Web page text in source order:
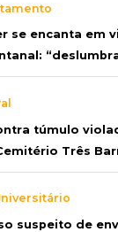
se encanta em
túmulo
Três
suspeito de